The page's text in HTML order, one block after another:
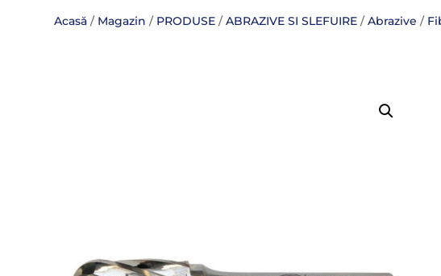
Acasă / Magazin / PRODUSE /ABRAZIVE SI SLEFUIRE /Abrazive /